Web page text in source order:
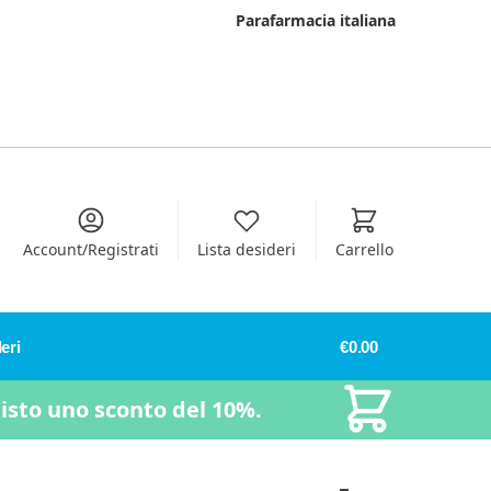
Parafarmacia italiana
Account/Registrati Lista desideri Carrello
€0.00
uno sconto del 10%.